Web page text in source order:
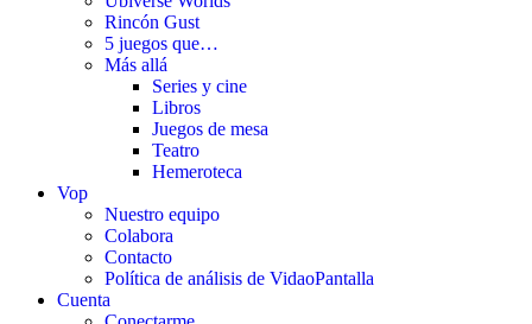
Rincón Gust
5 juegos que…
Más allá
Series y cine
Libros
Juegos de mesa
Teatro
Hemeroteca
Vop
Nuestro equipo
Colabora
Contacto
Política de análisis de VidaoPantalla
Cuenta